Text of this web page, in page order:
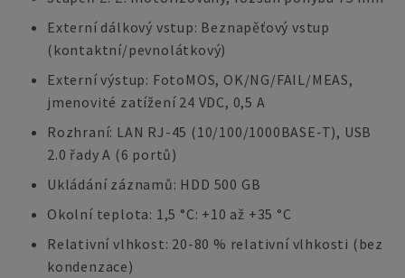
Externí dálkový vstup: Beznapěťový vstup
(kontaktní/pevnolátkový)
Externí výstup: FotoMOS, OK/NG/FAIL/MEAS,
jmenovité zatížení 24 VDC, 0,5 A
Rozhraní: LAN RJ-45 (10/100/1000BASE-T), USB
2.0 řady A (6 portů)
Ukládání záznamů: HDD 500 GB
Okolní teplota: 1,5 °C: +10 až +35 °C
Relativní vlhkost: 20-80 % relativní vlhkosti (bez
kondenzace)